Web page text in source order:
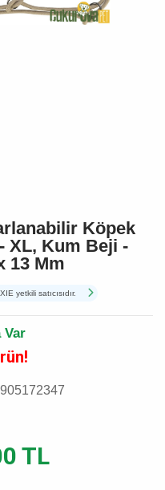
Köpek
XL, Kum Beji -
13 Mm
yetkili satıcısıdır.
Var
TL